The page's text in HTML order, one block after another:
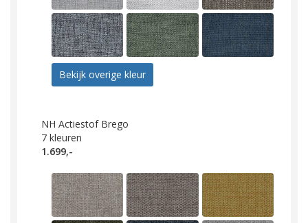
Bekijk overige kleur
NH Actiestof Brego
7 kleuren
1.699,-